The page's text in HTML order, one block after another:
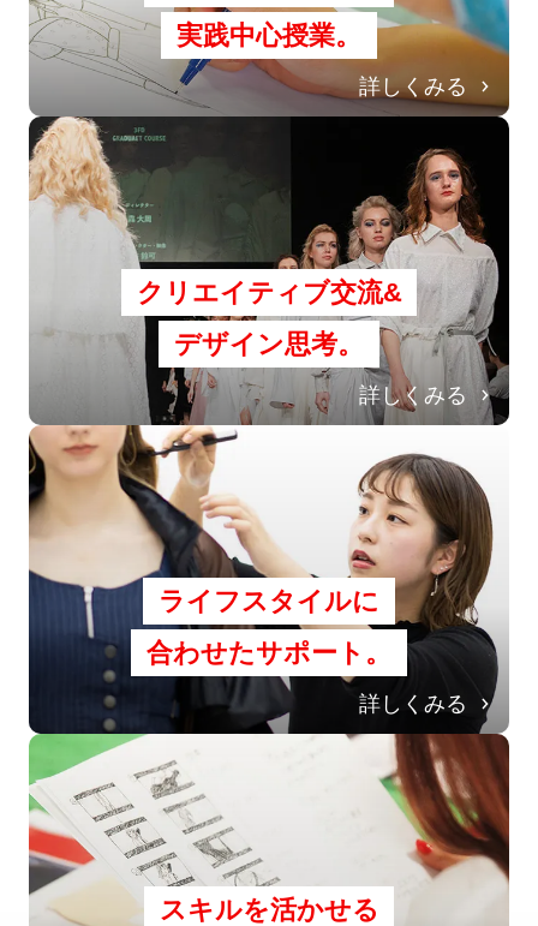
実践中心授業。
詳しくみる
クリエイティブ交流&
デザイン思考。
詳しくみる
ライフスタイルに
合わせたサポート。
詳しくみる
スキルを活かせる